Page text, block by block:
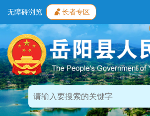
无障碍浏览 长者专区